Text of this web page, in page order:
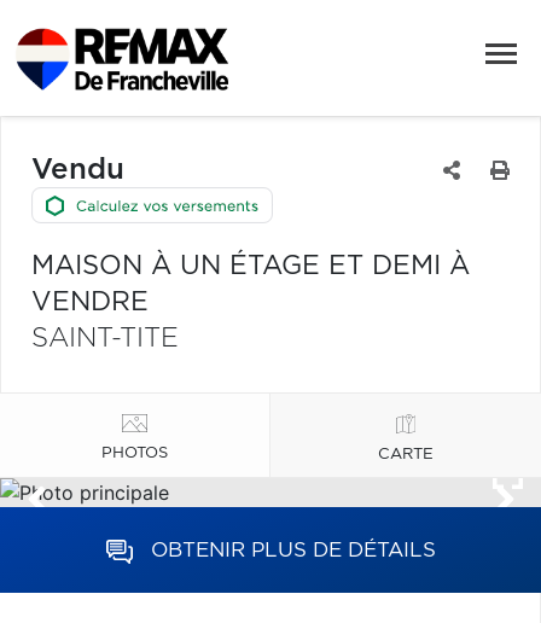
Vendu
MAISON À UN ÉTAGE ET DEMI À
VENDRE
SAINT-TITE
PHOTOS CARTE
OBTENIR PLUS DE DÉTAILS